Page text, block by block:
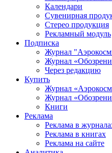
Календари
Сувенирная
Стерео продукция
Рекламный модуль
Подписка
Журнал
Журнал
Через редакцию
Купить
Журнал
Журнал
Книги
Реклама
Реклама в
Реклама в книгах
Реклама на сайте